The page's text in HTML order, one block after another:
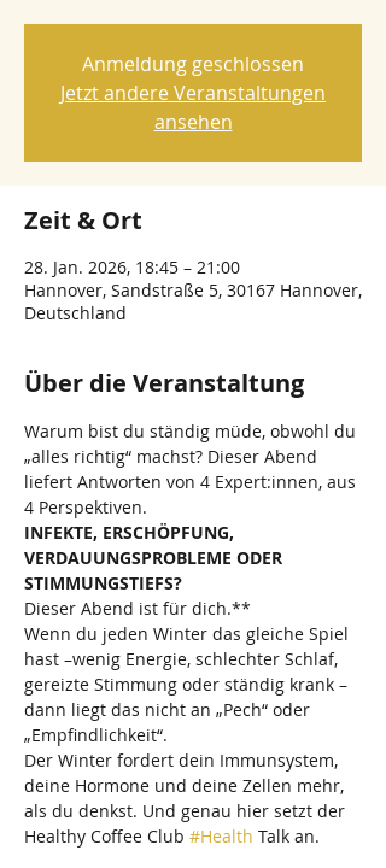
Anmeldung geschlossen
Jetzt andere Veranstaltungen
ansehen
Zeit & Ort
28. Jan. 2026, 18:45 – 21:00
Hannover, Sandstraße 5, 30167 Hannover,
Deutschland
Über die Veranstaltung
Warum bist du ständig müde, obwohl du
„alles richtig“ machst? Dieser Abend
liefert Antworten von 4 Expert:innen, aus
4 Perspektiven.
INFEKTE, ERSCHÖPFUNG,
VERDAUUNGSPROBLEME ODER
STIMMUNGSTIEFS?
Dieser Abend ist für dich.**
Wenn du jeden Winter das gleiche Spiel
hast –wenig Energie, schlechter Schlaf,
gereizte Stimmung oder ständig krank –
dann liegt das nicht an „Pech“ oder
„Empfindlichkeit“.
Der Winter fordert dein Immunsystem,
deine Hormone und deine Zellen mehr,
als du denkst. Und genau hier setzt der
Healthy Coffee Club #Health Talk an.